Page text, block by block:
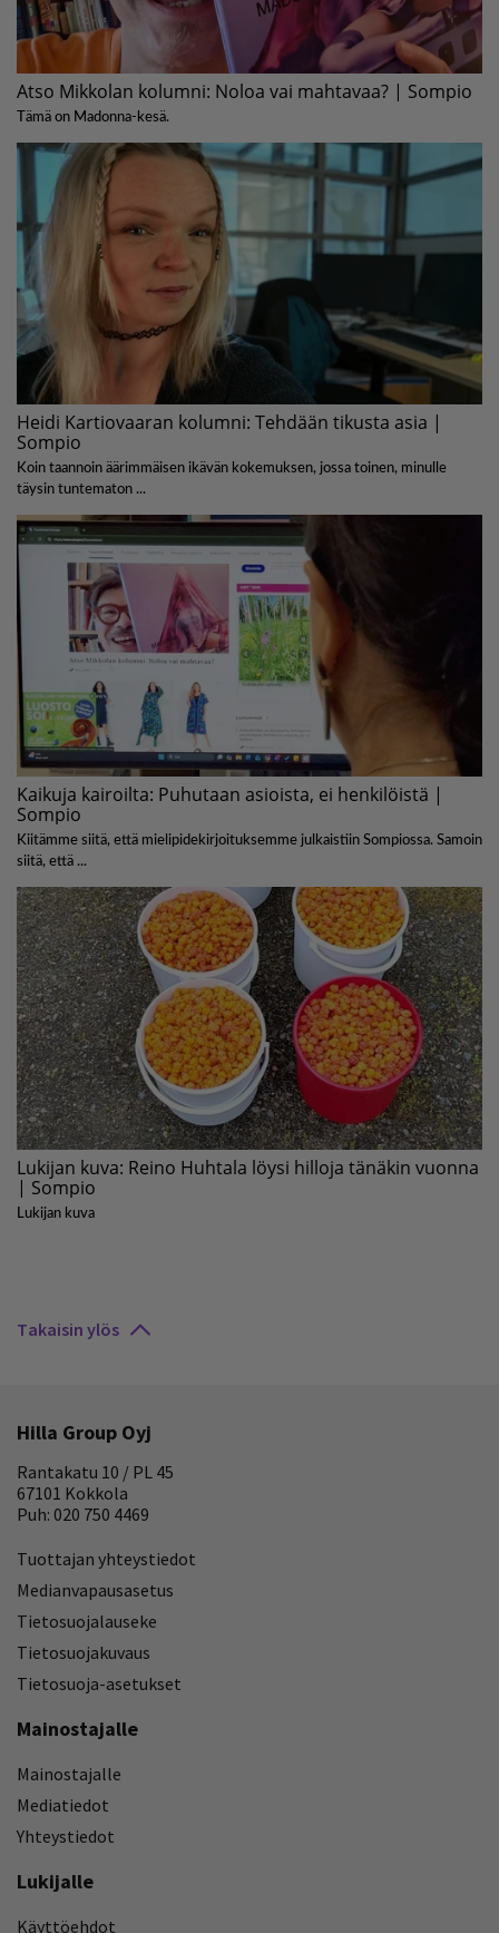
Takaisin ylös
Hilla Group Oyj
Rantakatu 10 / PL 45
67101 Kokkola
Puh: 020 750 4469
Tuottajan yhteystiedot
Medianvapausasetus
Tietosuojalauseke
Tietosuojakuvaus
Tietosuoja-asetukset
Mainostajalle
Mainostajalle
Mediatiedot
Yhteystiedot
Lukijalle
Käyttöehdot